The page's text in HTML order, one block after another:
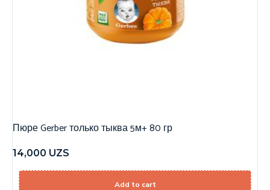
Пюре Gerber только тыква 5м+ 80 гр
14,000 UZS
Add to cart